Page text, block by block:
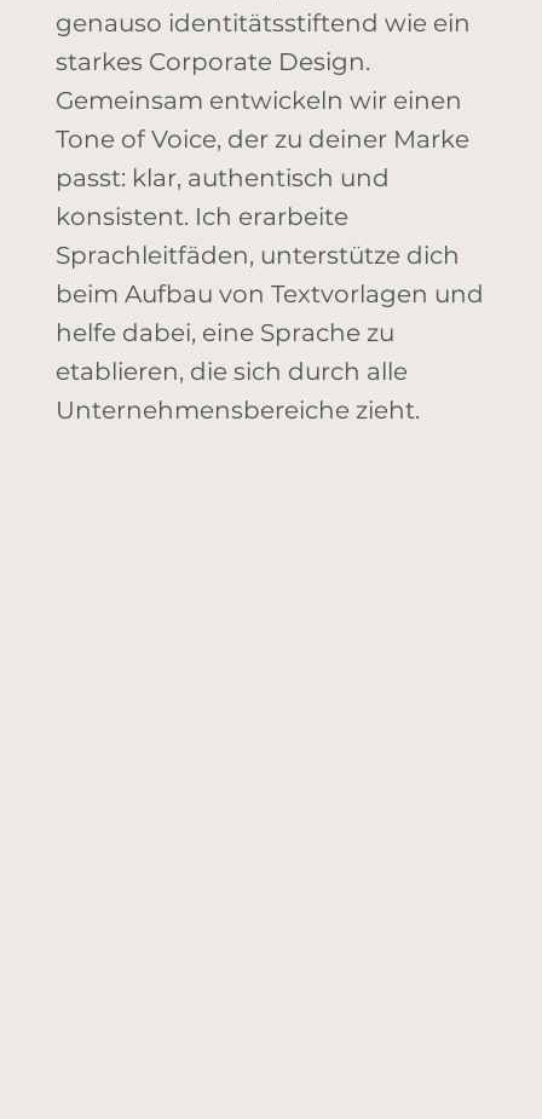
genauso identitätsstiftend wie ein
starkes Corporate Design.
Gemeinsam entwickeln wir einen
Tone of Voice, der zu deiner Marke
passt: klar, authentisch und
konsistent. Ich erarbeite
Sprachleitfäden, unterstütze dich
beim Aufbau von Textvorlagen und
helfe dabei, eine Sprache zu
etablieren, die sich durch alle
Unternehmensbereiche zieht.